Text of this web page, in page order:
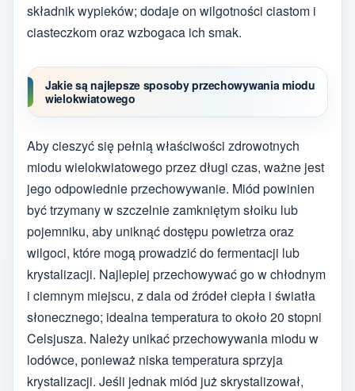
składnik wypieków; dodaje on wilgotności ciastom i
ciasteczkom oraz wzbogaca ich smak.
Jakie są najlepsze sposoby przechowywania miodu
wielokwiatowego
Aby cieszyć się pełnią właściwości zdrowotnych
miodu wielokwiatowego przez długi czas, ważne jest
jego odpowiednie przechowywanie. Miód powinien
być trzymany w szczelnie zamkniętym słoiku lub
pojemniku, aby uniknąć dostępu powietrza oraz
wilgoci, które mogą prowadzić do fermentacji lub
krystalizacji. Najlepiej przechowywać go w chłodnym
i ciemnym miejscu, z dala od źródeł ciepła i światła
słonecznego; idealna temperatura to około 20 stopni
Celsjusza. Należy unikać przechowywania miodu w
lodówce, ponieważ niska temperatura sprzyja
krystalizacji. Jeśli jednak miód już skrystalizował,